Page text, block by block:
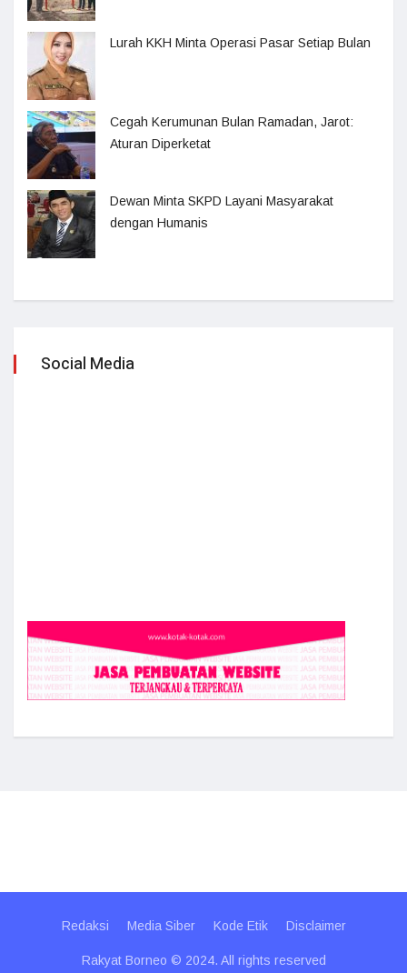
Lurah KKH Minta Operasi Pasar Setiap Bulan
Cegah Kerumunan Bulan Ramadan, Jarot:
Aturan Diperketat
Dewan Minta SKPD Layani Masyarakat
dengan Humanis
Social Media
Redaksi Media Siber Kode Etik Disclaimer
Rakyat Borneo © 2024. All rights reserved